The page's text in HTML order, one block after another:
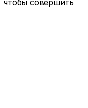
чтобы совершить